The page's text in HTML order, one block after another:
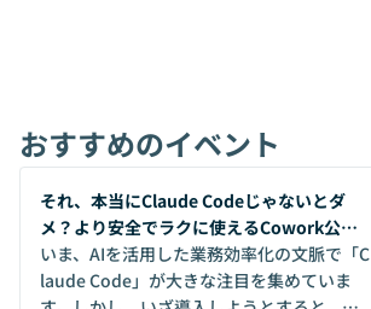
おすすめのイベント
開催前
それ、本当にClaude Codeじゃないとダ
メ？より安全でラクに使えるCowork公開
デモ
いま、AIを活用した業務効率化の文脈で「C
laude Code」が大きな注目を集めていま